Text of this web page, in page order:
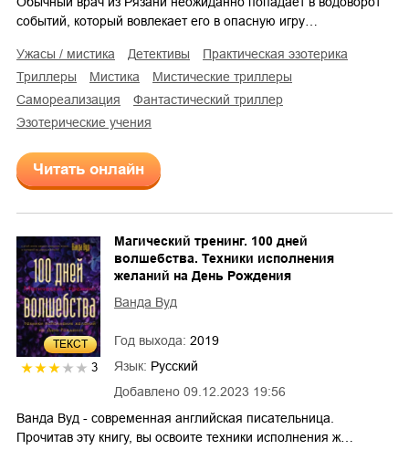
событий, который вовлекает его в опасную игру…
ужасы / мистика детективы
практическая эзотерика
триллеры
мистика
мистические триллеры
самореализация
фантастический триллер
эзотерические учения
Читать онлайн
ТЕКСТ
3
Добавлено 09.12.2023 19:56
Магический тренинг. 100 дней
волшебства. Техники исполнения
желаний на День Рождения
Ванда Вуд
Год выхода: 2019
Язык: Русский
Ванда Вуд - современная английская писательница.
Прочитав эту книгу, вы освоите техники исполнения ж…